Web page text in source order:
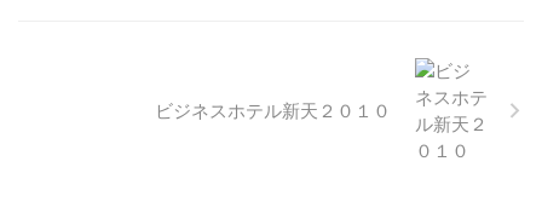
ビジネスホテル新天２０１０